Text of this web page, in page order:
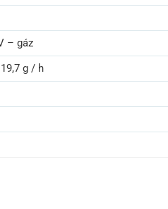
– gáz
g / h